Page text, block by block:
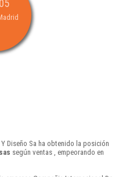
Diseño Sa ha obtenido la posición
según ventas , empeorando en